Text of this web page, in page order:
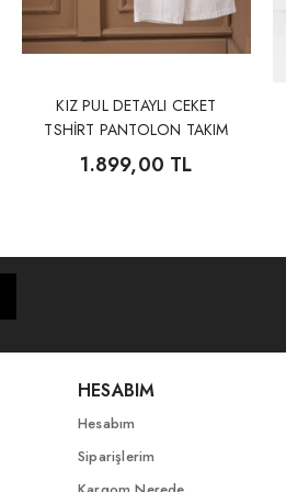
KIZ PUL DETAYLI CEKET
TSHİRT PANTOLON TAKIM
1.899,00 TL
HESABIM
Hesabım
Siparişlerim